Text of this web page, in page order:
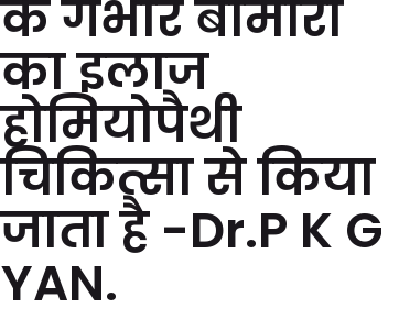
के गंभीर बीमारी
का इलाज
होमियोपैथी
चिकित्सा से किया
जाता है -Dr.P K G
YAN.